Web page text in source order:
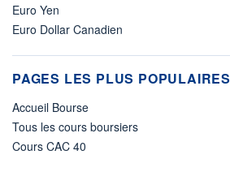
Euro Yen
Euro Dollar Canadien
PAGES LES PLUS POPULAIRES
Accueil Bourse
Tous les cours boursiers
Cours CAC 40